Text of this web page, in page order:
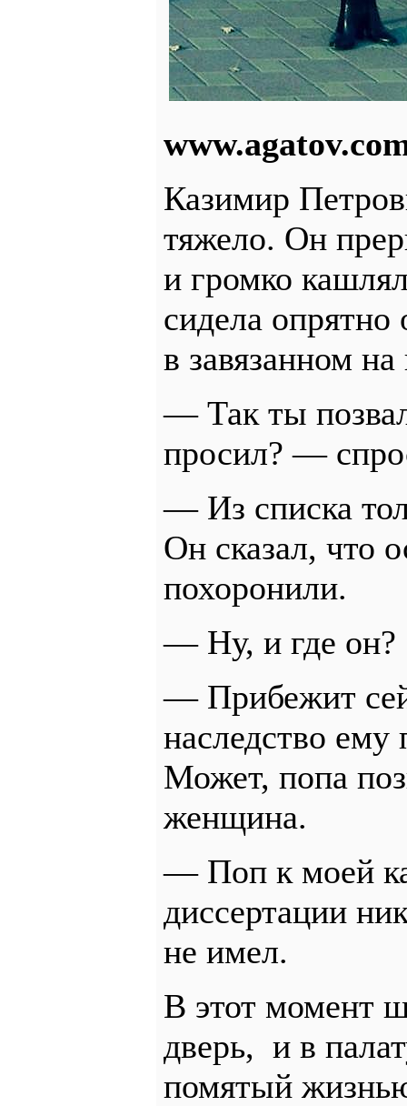
Казимир
тяжело. Он
и громко
сидела опрятно
в завязанном
— Так ты
просил? —
— Из списка
Он сказал, что
похоронили.
— Ну, и где он?
— Прибежит
наследство ему
Может, попа
женщина.
— Поп к моей
диссертации
не имел.
В этот момент
дверь, и в
помятый